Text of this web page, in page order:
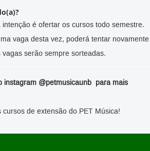
é ofertar os cursos todo semestre.
vaga desta vez, poderá tentar novamente
serão sempre sorteadas.
instagram @petmusicaunb para mais
de extensão do PET Música!